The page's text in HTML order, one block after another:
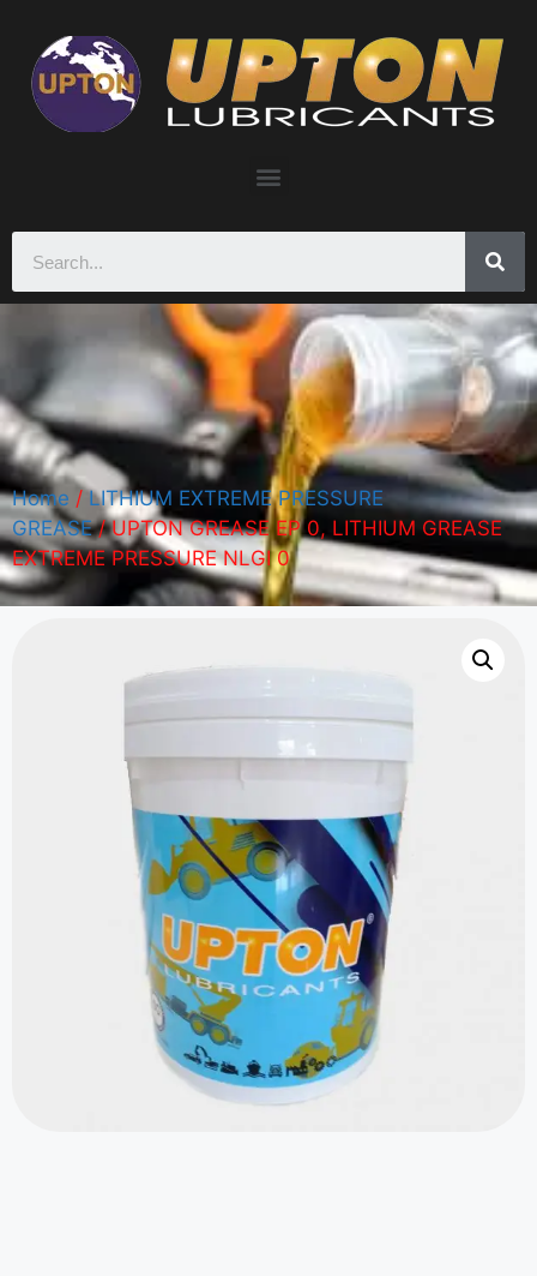
Home / LITHIUM EXTREME PRESSURE
GREASE/ UPTON GREASE EP 0, LITHIUM GREASE
EXTREME PRESSURE NLGI 0